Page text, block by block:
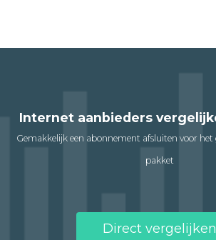
Internet aanbieders
Gemakkelijk een abonnement afsluiten voor
pakket
Direct vergelijken